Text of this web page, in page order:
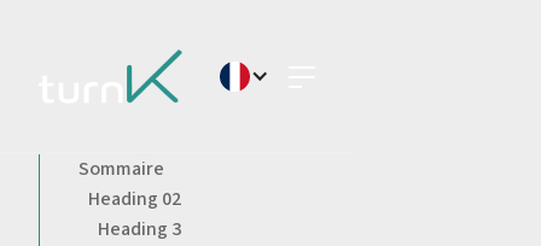
Sommaire
Heading 02
Heading 3